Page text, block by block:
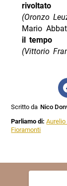
rivoltato
(Oronzo
Mario
il tempo
(Vittorio
Scritto da Nico
Parliamo di:Aurelio
Fioramonti
Ricerca